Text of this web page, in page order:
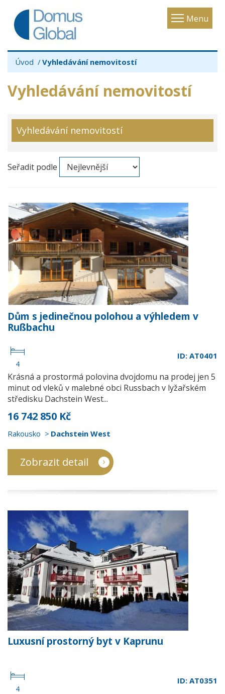
Menu
Toggle
Úvod Vyhledávání nemovitostí
Vyhledávání nemovitostí
Vyhledávání nemovitostí
Seřadit podle
Dům s jedinečnou polohou a výhledem v
Rußbachu
4
ID: AT0401
Krásná a prostormá polovina dvojdomu na prodej jen 5
minut od vleků v malebné obci Russbach v lyžařském
středisku Dachstein West...
16 742 850 Kč
Rakousko Dachstein West
Zobrazit detail
Luxusní prostorný byt v Kaprunu
4
ID: AT0351